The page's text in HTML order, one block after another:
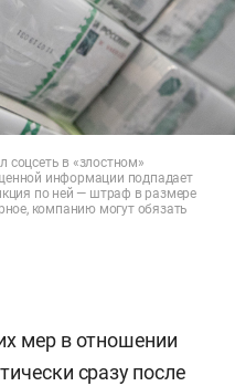
соцсеть в «злостном»
информации подпадает
по ней — штраф в размере
компанию могут обязать
мер в отношении
сразу после